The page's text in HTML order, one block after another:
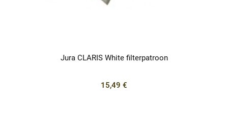
Jura CLARIS White filterpatroon
15,49 €